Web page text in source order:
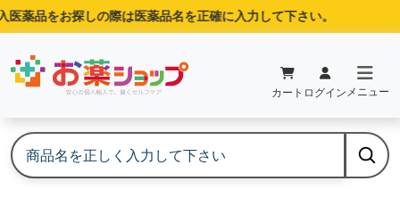
薬品をお探しの際は医薬品名を正確に入力して下さい。
カート ログイン メニュー